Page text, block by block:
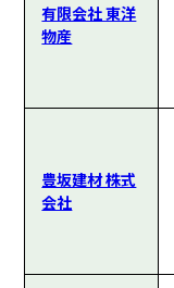
有限会社 東洋
物産
豊坂建材 株式
会社